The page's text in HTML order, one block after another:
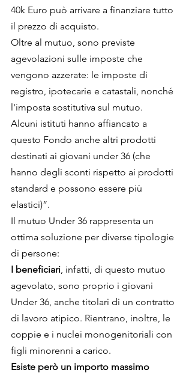
40k Euro può arrivare a finanziare tutto
il prezzo di acquisto.
Oltre al mutuo, sono previste
agevolazioni sulle imposte che
vengono azzerate: le imposte di
registro, ipotecarie e catastali, nonché
l'imposta sostitutiva sul mutuo.
Alcuni istituti hanno affiancato a
questo Fondo anche altri prodotti
destinati ai giovani under 36 (che
hanno degli sconti rispetto ai prodotti
standard e possono essere più
elastici)”.
Il mutuo Under 36 rappresenta un
ottima soluzione per diverse tipologie
di persone:
I beneficiari , infatti, di questo mutuo
agevolato, sono proprio i giovani
Under 36, anche titolari di un contratto
di lavoro atipico. Rientrano, inoltre, le
coppie e i nuclei monogenitoriali con
figli minorenni a carico.
Esiste però un importo massimo